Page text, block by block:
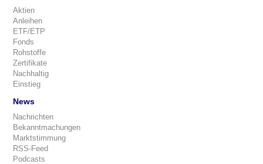
Aktien
Anleihen
ETF/ETP
Fonds
Rohstoffe
Zertifikate
Nachhaltig
Einstieg
News
Nachrichten
Bekanntmachungen
Marktstimmung
RSS-Feed
Podcasts